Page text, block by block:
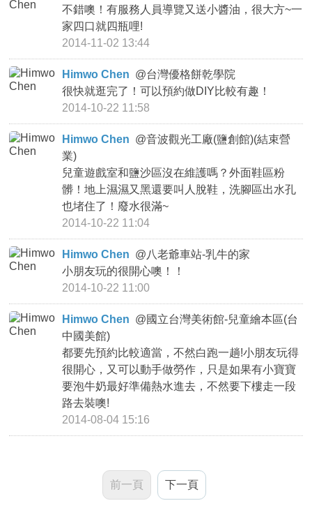
不錯噢！有服務人員導覽又送小醬油，很大方~一
家四口就四瓶哩!
2014-11-02 13:44
Himwo Chen @台灣優格餅乾學院
很快就逛完了！可以預約做DIY比較有趣！
2014-10-22 11:58
Himwo Chen @音波觀光工廠(鹽創館)(結束營
業)
兒童遊戲室和鹽沙區沒在維護嗎？外面鞋區粉
髒！地上濕濕又黑還要叫人脫鞋，洗腳區出水孔
也堵住了！廢水很滿~
2014-10-22 11:04
Himwo Chen @八老爺車站-乳牛的家
小朋友玩的很開心噢！！
2014-10-22 11:00
Himwo Chen @國立台灣美術館-兒童繪本區(台
中國美館)
都要先預約比較適當，不然白跑一趟!小朋友玩得
很開心，又可以動手做勞作，只是如果有小寶寶
要泡牛奶最好準備熱水進去，不然要下樓走一段
路去裝噢!
2014-08-04 15:16
前一頁 下一頁